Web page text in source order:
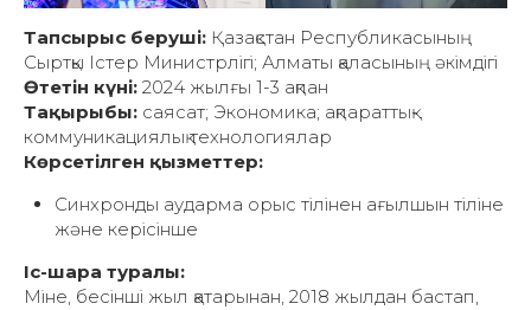
Тапсырыс беруші:Қазақстан Республикасының
Сыртқы Істер Министрлігі; Алматы қаласының әкімдігі
Өтетін күні:2024 жылғы 1-3 ақпан
Тақырыбы:саясат; Экономика; ақпараттық-
Көрсетілген қызметтер:
және керісінше